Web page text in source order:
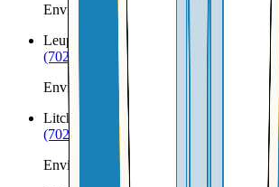
Envíos a Nicaragua desde Laveen
Leupp
(702) 879-8299
Envíos a Nicaragua desde Leupp
Litchfield Park
(702) 879-8299
Envíos a Nicaragua desde Litchfield Park